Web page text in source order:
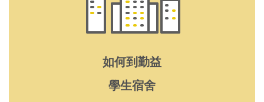
如何到勤益
學生宿舍